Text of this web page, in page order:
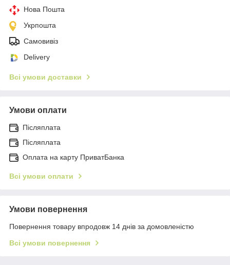
Нова Пошта
Укрпошта
Самовивіз
Delivery
Всі умови доставки
Умови оплати
Післяплата
Післяплата
Оплата на карту ПриватБанка
Всі умови оплати
Умови повернення
Повернення товару впродовж 14 днів за домовленістю
Всі умови повернення